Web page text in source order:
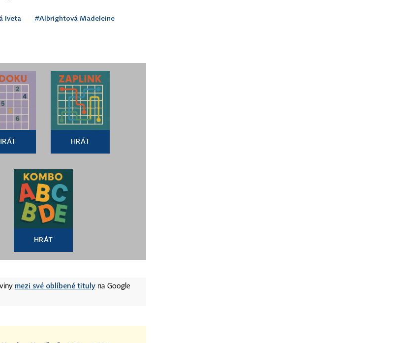
Iveta #Albrightová Madeleine
HRÁT
HRÁT
mezi své oblíbené tituly na Google